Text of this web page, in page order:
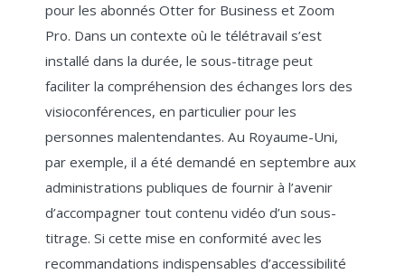
pour les abonnés Otter for Business et Zoom
Pro. Dans un contexte où le télétravail s’est
installé dans la durée, le sous-titrage peut
faciliter la compréhension des échanges lors des
visioconférences, en particulier pour les
personnes malentendantes. Au Royaume-Uni,
par exemple, il a été demandé en septembre aux
administrations publiques de fournir à l’avenir
d’accompagner tout contenu vidéo d’un sous-
titrage. Si cette mise en conformité avec les
recommandations indispensables d’accessibilité